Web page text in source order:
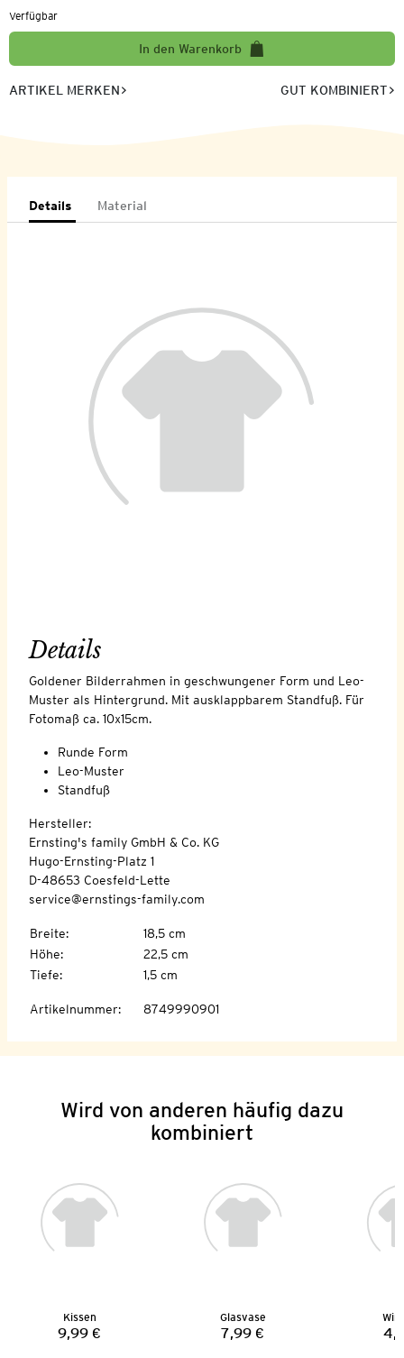
Verfügbar
In den Warenkorb
ARTIKEL MERKEN GUT KOMBINIERT
Details Material
Details
Goldener Bilderrahmen in geschwungener Form und Leo-
Muster als Hintergrund. Mit ausklappbarem Standfuß. Für
Fotomaß ca. 10x15cm.
Runde Form
Leo-Muster
Standfuß
Hersteller:
Ernsting's family GmbH & Co. KG
Hugo-Ernsting-Platz 1
D-48653 Coesfeld-Lette
service@ernstings-family.com
Breite:
18,5 cm
Höhe:
22,5 cm
Tiefe: 1,5 cm
Artikelnummer: 8749990901
Wird von anderen häufig dazu
kombiniert
Kissen
Preis:
9,99 €
Glasvase
Preis:
7,99 €